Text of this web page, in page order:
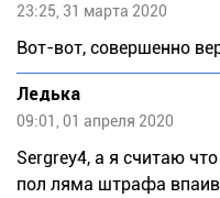
23:25, 31 марта 2020
Вот-вот, совершенно
Лeдькa
09:01, 01 апреля 2020
Sergrey4, а я считаю
пол ляма штрафа